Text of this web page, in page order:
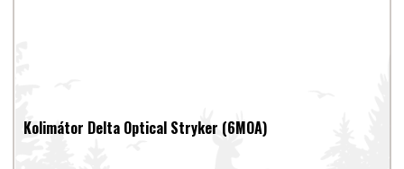
Kolimátor Delta Optical Stryker (6MOA)